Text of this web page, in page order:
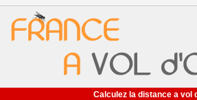
Calculez la distance a vol